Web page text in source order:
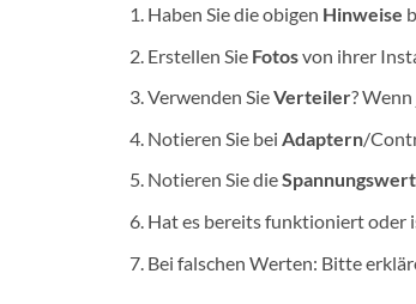
Haben Sie die obigen Hinweise
Erstellen Sie Fotosvon ihrer
Verwenden SieVerteiler?
Notieren Sie bei Adaptern/
Notieren Sie die
Hat es bereits funktioniert oder
Bei falschen Werten: Bitte